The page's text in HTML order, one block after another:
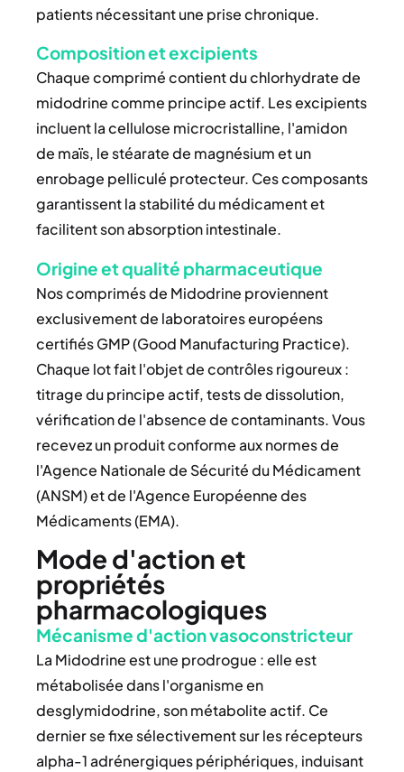
patients nécessitant une prise chronique.
Composition et excipients
Chaque comprimé contient du chlorhydrate de
midodrine comme principe actif. Les excipients
incluent la cellulose microcristalline, l'amidon
de maïs, le stéarate de magnésium et un
enrobage pelliculé protecteur. Ces composants
garantissent la stabilité du médicament et
facilitent son absorption intestinale.
Origine et qualité pharmaceutique
Nos comprimés de Midodrine proviennent
exclusivement de laboratoires européens
certifiés GMP (Good Manufacturing Practice).
Chaque lot fait l'objet de contrôles rigoureux :
titrage du principe actif, tests de dissolution,
vérification de l'absence de contaminants. Vous
recevez un produit conforme aux normes de
l'Agence Nationale de Sécurité du Médicament
(ANSM) et de l'Agence Européenne des
Médicaments (EMA).
Mode d'action et
propriétés
pharmacologiques
Mécanisme d'action vasoconstricteur
La Midodrine est une prodrogue : elle est
métabolisée dans l'organisme en
desglymidodrine, son métabolite actif. Ce
dernier se fixe sélectivement sur les récepteurs
alpha-1 adrénergiques périphériques, induisant